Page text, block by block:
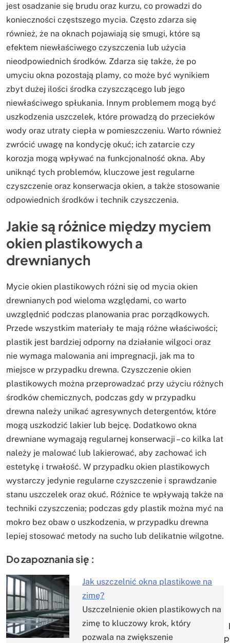
jest osadzanie się brudu oraz kurzu, co prowadzi do
konieczności częstszego mycia. Często zdarza się
również, że na oknach pojawiają się smugi, które są
efektem niewłaściwego czyszczenia lub użycia
nieodpowiednich środków. Zdarza się także, że po
umyciu okna pozostają plamy, co może być wynikiem
zbyt dużej ilości środka czyszczącego lub jego
niewłaściwego spłukania. Innym problemem mogą być
uszkodzenia uszczelek, które prowadzą do przecieków
wody oraz utraty ciepła w pomieszczeniu. Warto również
zwrócić uwagę na kondycję okuć; ich zatarcie czy
korozja mogą wpływać na funkcjonalność okna. Aby
uniknąć tych problemów, kluczowe jest regularne
czyszczenie oraz konserwacja okien, a także stosowanie
odpowiednich środków i technik czyszczenia.
Jakie są różnice między myciem
okien plastikowych a
drewnianych
Mycie okien plastikowych różni się od mycia okien
drewnianych pod wieloma względami, co warto
uwzględnić podczas planowania prac porządkowych.
Przede wszystkim materiały te mają różne właściwości;
plastik jest bardziej odporny na działanie wilgoci oraz
nie wymaga malowania ani impregnacji, jak ma to
miejsce w przypadku drewna. Czyszczenie okien
plastikowych można przeprowadzać przy użyciu różnych
środków chemicznych, podczas gdy w przypadku
drewna należy unikać agresywnych detergentów, które
mogą uszkodzić lakier lub bejcę. Dodatkowo okna
drewniane wymagają regularnej konserwacji – co kilka lat
należy je malować lub lakierować, aby zachować ich
estetykę i trwałość. W przypadku okien plastikowych
wystarczy jedynie regularne czyszczenie i sprawdzanie
stanu uszczelek oraz okuć. Różnice te wpływają także na
techniki czyszczenia; podczas gdy plastik można myć na
mokro bez obaw o uszkodzenia, w przypadku drewna
lepiej stosować metody na sucho lub delikatnie wilgotne.
Do zapoznania się :
Jak uszczelnić okna plastikowe na
zimę?
Uszczelnienie okien plastikowych na
zimę to kluczowy krok, który
pozwala na zwiększenie
Nawigacja
wpisu